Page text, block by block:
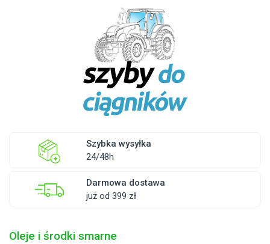
Szybka wysyłka
24/48h
Darmowa dostawa
już od 399 zł
Oleje i środki smarne